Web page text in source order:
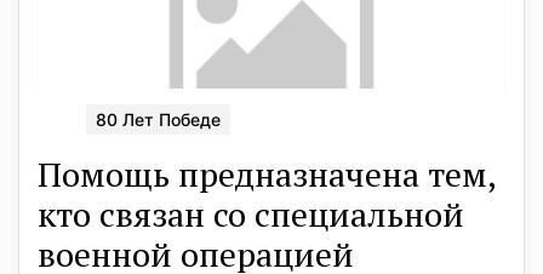
80 Лет Победе
Помощь предназначена тем,
кто связан со специальной
военной операцией